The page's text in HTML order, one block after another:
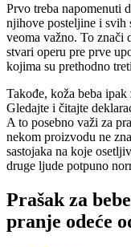
Prvo treba napomenuti
njihove posteljine i svih
veoma važno. To znači
stvari operu pre prve
kojima su prethodno
Takođe, koža beba ipak
Gledajte i čitajte
A to posebno važi za
nekom proizvodu ne
sastojaka na koje
druge ljude potpuno
Prašak za
pranje odeće